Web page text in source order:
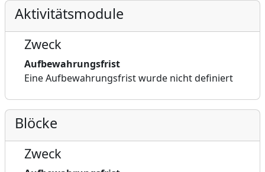
Aktivitätsmodule
Zweck
Aufbewahrungsfrist
Eine Aufbewahrungsfrist wurde nicht definiert
Blöcke
Zweck